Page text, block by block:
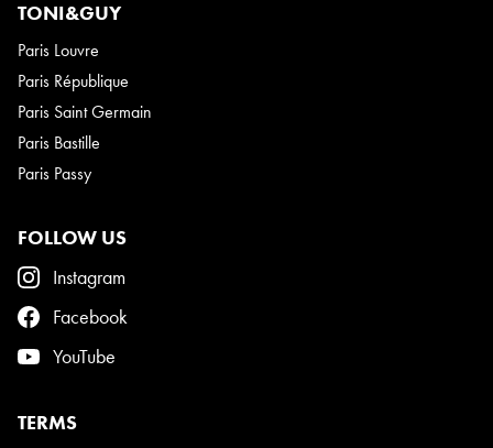
TONI&GUY
Paris Louvre
Paris République
Paris Saint Germain
Paris Bastille
Paris Passy
FOLLOW US
Instagram
Facebook
YouTube
TERMS